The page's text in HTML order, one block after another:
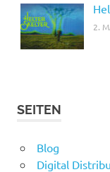
2.
SEITEN
Blog
Digital